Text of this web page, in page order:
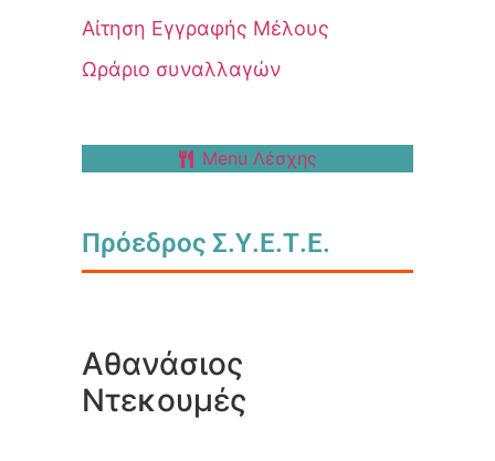
Αίτηση Εγγραφής Μέλους
Ωράριο συναλλαγών
Menu Λέσχης
Πρόεδρος Σ.Υ.Ε.Τ.Ε.
Αθανάσιος
Ντεκουμές